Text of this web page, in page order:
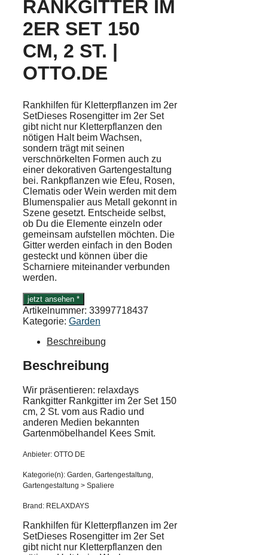
RANKGITTER IM
2ER SET 150
CM, 2 ST. |
OTTO.DE
Rankhilfen für Kletterpflanzen im 2er
SetDieses Rosengitter im 2er Set
gibt nicht nur Kletterpflanzen den
nötigen Halt beim Wachsen,
sondern trägt mit seinen
verschnörkelten Formen auch zu
einer dekorativen Gartengestaltung
bei. Rankpflanzen wie Efeu, Rosen,
Clematis oder Wein werden mit dem
Blumenspalier aus Metall gekonnt in
Szene gesetzt. Entscheide selbst,
ob Du die Elemente einzeln oder
gemeinsam aufstellen möchten. Die
Gitter werden einfach in den Boden
gesteckt und können über die
Scharniere miteinander verbunden
werden.
jetzt ansehen *
Artikelnummer: 33997718437
Kategorie: Garden
Beschreibung
Beschreibung
Wir präsentieren: relaxdays
Rankgitter Rankgitter im 2er Set 150
cm, 2 St. vom aus Radio und
anderen Medien bekannten
Gartenmöbelhandel Kees Smit.
Anbieter: OTTO DE
Kategorie(n): Garden, Gartengestaltung,
Gartengestaltung > Spaliere
Brand: RELAXDAYS
Rankhilfen für Kletterpflanzen im 2er
SetDieses Rosengitter im 2er Set
gibt nicht nur Kletterpflanzen den